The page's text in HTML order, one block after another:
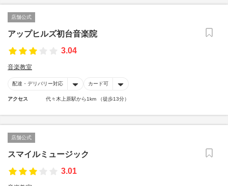
店舗公式
アップヒルズ初台音楽院
3.04
音楽教室
配達・デリバリー対応 カード可
アクセス 代々木上原駅から1km （徒歩13分）
店舗公式
スマイルミュージック
3.01